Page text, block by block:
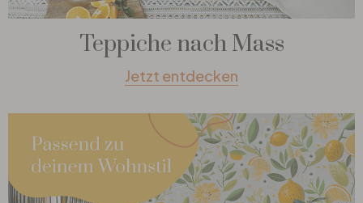
Teppiche nach Mass
Jetzt entdecken